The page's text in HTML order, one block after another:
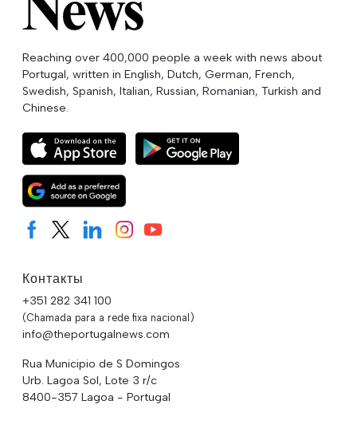
Reaching over 400,000 people a week with news about
Portugal, written in English, Dutch, German, French,
Swedish, Spanish, Italian, Russian, Romanian, Turkish and
Chinese.
Контакты
+351 282 341 100
(Chamada para a rede fixa nacional)
info@theportugalnews.com
Rua Municipio de S Domingos
Urb. Lagoa Sol, Lote 3 r/c
8400-357 Lagoa - Portugal